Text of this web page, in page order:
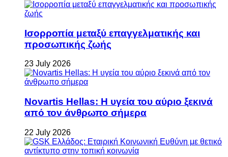
Ισορροπία μεταξύ επαγγελματικής και
προσωπικής ζωής
23 July 2026
Novartis Hellas: Η υγεία του αύριο ξεκινά
από τον άνθρωπο σήμερα
22 July 2026